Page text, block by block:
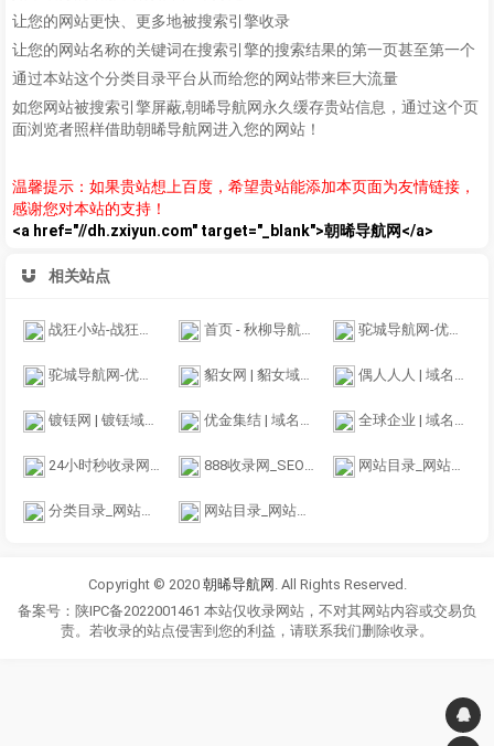
让您的网站更快、更多地被搜索引擎收录
让您的网站名称的关键词在搜索引擎的搜索结果的第一页甚至第一个
通过本站这个分类目录平台从而给您的网站带来巨大流量
如您网站被搜索引擎屏蔽,朝晞导航网永久缓存贵站信息，通过这个页
面浏览者照样借助朝晞导航网进入您的网站！
温馨提示：如果贵站想上百度，希望贵站能添加本页面为友情链接，
感谢您对本站的支持！
<a href="//dh.zxiyun.com" target="_blank">朝晞导航网</a>
相关站点
战狂小站-战狂网络引导页 首页 - 秋柳导航收录网 - 全力打造方便和实用的网址导航 驼城导航网-优质的站点收录平台
驼城导航网-优质的站点收录平台 貂女网 | 貂女域名含义组词,域名收藏,域名海报,商标知识,商标注册,双拼域名,四声母域名,学习日记,商标制作,小黄经验分享,www.diaonv.com 偶人人人 | 域名收藏,域名海报,商标知识,商标注册,双拼域名,四声母域名,学习日记,商标制作,小黄经验分享,www.orrr.cn
镀铥网 | 镀铥域名含义组词,域名收藏,域名海报,商标知识,商标注册,双拼域名,四声母域名,学习日记,商标制作,小黄经验分享,www.dudiu.com 优金集结 | 域名收藏,域名海报,商标知识,商标注册,双拼域名,四声母域名,学习日记,商标制作,小黄经验分享,www.ujjj.cn 全球企业 | 域名收藏,域名海报,商标知识,商标注册,双拼域名,四声母域名,学习日记,商标制作,小黄经验分享,www.qqqy.cn
24小时秒收录网址导航 - 24小时链网址推广网址广告网址登陆网址收录 888收录网_SEO外链大全_免费提交网站_快速收录_免费收录平台-888收录网 网站目录_网站网址收录与提交入口
分类目录_网站目录_网址提交_网站收录大全_小木虫分类目录 网站目录_网站导航_中文站长分类目录提交_翱联名单目录
Copyright © 2020 朝晞导航网 . All Rights Reserved.
备案号：陕IPC备2022001461 本站仅收录网站，不对其网站内容或交易负
责。若收录的站点侵害到您的利益，请联系我们删除收录。